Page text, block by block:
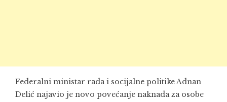
Federalni ministar rada i socijalne politike Adnan
Delić najavio je novo povećanje naknada za osobe